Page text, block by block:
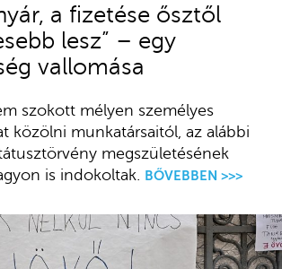
a fizetése ősztől
lesz” – egy
vallomása
szokott mélyen személyes
közölni munkatársaitól, az alábbi
megszületésének
is indokoltak.
BŐVEBBEN >>>